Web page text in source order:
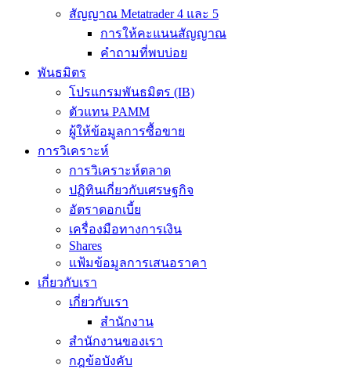
สัญญาณ Metatrader 4 และ 5
การให้คะแนนสัญญาณ
คำถามที่พบบ่อย
พันธมิตร
โปรแกรมพันธมิตร (IB)
ตัวแทน PAMM
ผู้ให้ข้อมูลการซื้อขาย
การวิเคราะห์
การวิเคราะห์ตลาด
ปฏิทินเกี่ยวกับเศรษฐกิจ
อัตราดอกเบี้ย
เครื่องมือทางการเงิน
Shares
แฟ้มข้อมูลการเสนอราคา
เกี่ยวกับเรา
เกี่ยวกับเรา
สำนักงาน
สำนักงานของเรา
กฎข้อบังคับ